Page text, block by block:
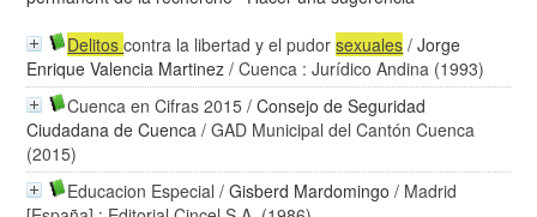
Delitoscontra la libertad y el pudorsexuales /Jorge
Enrique Valencia Martinez / Cuenca : Jurídico Andina (1993)
Cuenca en Cifras 2015 /Consejo de Seguridad
Ciudadana de Cuenca / GAD Municipal del Cantón Cuenca
(2015)
Educacion Especial /Gisberd Mardomingo / Madrid